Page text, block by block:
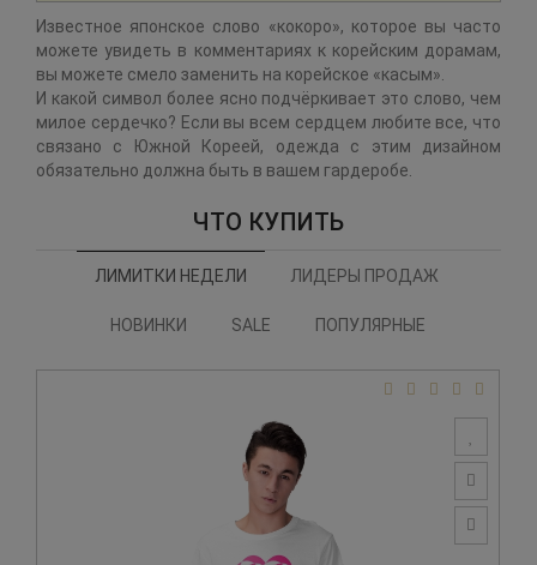
Известное японское слово «кокоро», которое вы часто
можете увидеть в комментариях к корейским дорамам,
вы можете смело заменить на корейское «касым».
И какой символ более ясно подчёркивает это слово, чем
милое сердечко? Если вы всем сердцем любите все, что
связано с Южной Кореей, одежда с этим дизайном
обязательно должна быть в вашем гардеробе.
ЧТО КУПИТЬ
ЛИМИТКИ НЕДЕЛИ ЛИДЕРЫ ПРОДАЖ
НОВИНКИ SALE ПОПУЛЯРНЫЕ